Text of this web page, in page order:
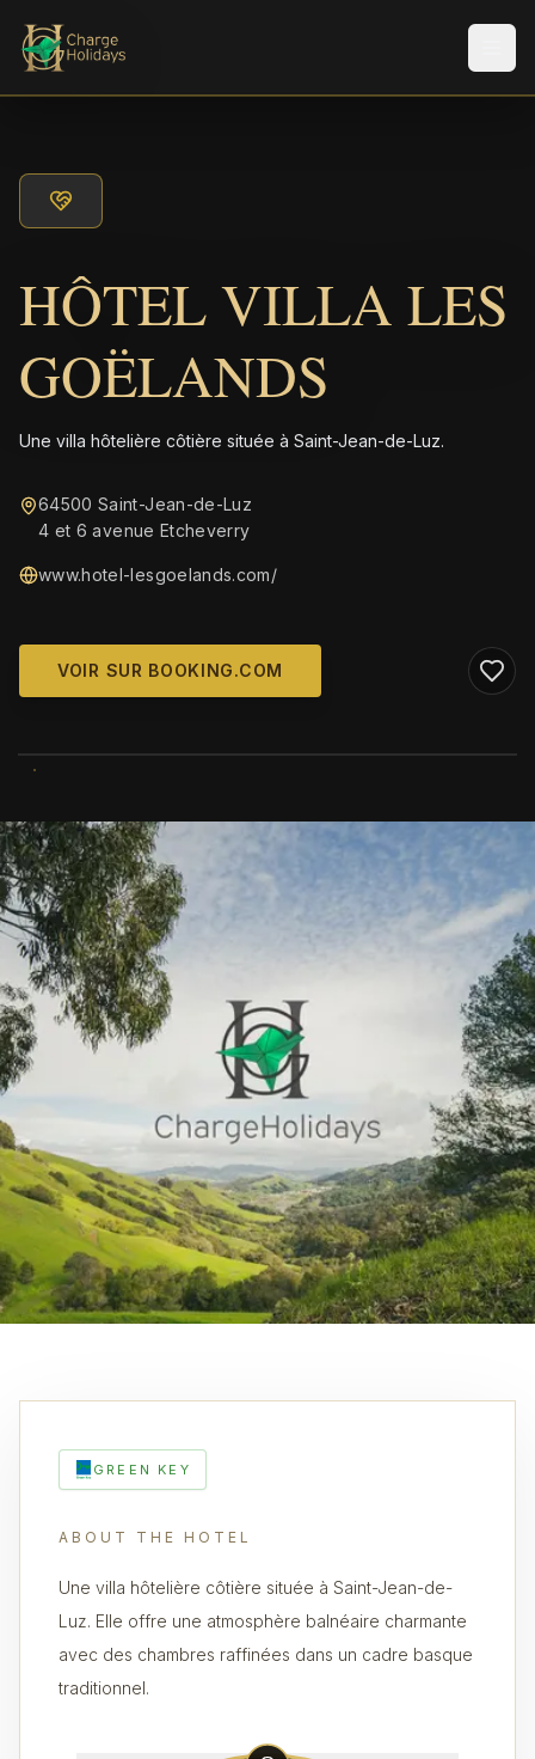
HÔTEL VILLA LES
GOËLANDS
Une villa hôtelière côtière située à Saint-Jean-de-Luz.
64500 Saint-Jean-de-Luz
4 et 6 avenue Etcheverry
www.hotel-lesgoelands.com/
VOIR SUR BOOKING.COM
GREEN KEY
ABOUT THE HOTEL
Une villa hôtelière côtière située à Saint-Jean-de-
Luz. Elle offre une atmosphère balnéaire charmante
avec des chambres raffinées dans un cadre basque
traditionnel.